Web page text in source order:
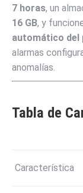
7 horas, un
16 GB, y
automático del
alarmas
anomalías.
Tabla de
Característica